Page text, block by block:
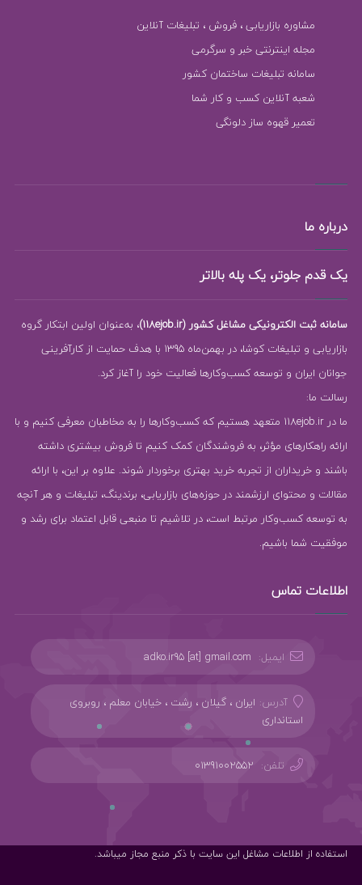
مشاوره بازاریابی ، فروش ، تبلیغات آنلاین
مجله اینترنتی خبر و سرگرمی
سامانه تبلیغات ساختمان کشور
شعبه آنلاین کسب و کار شما
تعمیر قهوه ساز دلونگی
درباره ما
یک قدم جلوتر، یک پله بالاتر
سامانه ثبت الکترونیکی مشاغل کشور (118ejob.ir)
، به‌عنوان اولین ابتکار گروه
بازاریابی و تبلیغات کوشا، در بهمن‌ماه 1395 با هدف حمایت از کارآفرینی
جوانان ایران و توسعه کسب‌وکارها فعالیت خود را آغاز کرد.
رسالت ما:
ما در 118ejob.ir متعهد هستیم که کسب‌وکارها را به مخاطبان معرفی کنیم و با
ارائه راهکارهای مؤثر، به فروشندگان کمک کنیم تا فروش بیشتری داشته
باشند و خریداران از تجربه خرید بهتری برخوردار شوند. علاوه بر این، با ارائه
مقالات و محتوای ارزشمند در حوزه‌های بازاریابی، برندینگ، تبلیغات و هر آنچه
به توسعه کسب‌وکار مرتبط است، در تلاشیم تا منبعی قابل اعتماد برای رشد و
موفقیت شما باشیم.
اطلاعات تماس
ایمیل: adko.ir95 [at] gmail.com
آدرس: ایران ، گیلان ، رشت ، خیابان معلم ، روبروی
استانداری
تلفن: 01391002552
استفاده از اطلاعات مشاغل این سایت با ذکر منبع مجاز میباشد.